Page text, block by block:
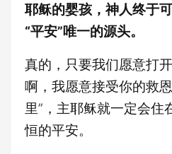
耶稣的婴孩，神人终于
“平安”唯一的源头。
真的，只要我们愿意打
啊，我愿意接受你的救
里”，主耶稣就一定会住
恒的平安。